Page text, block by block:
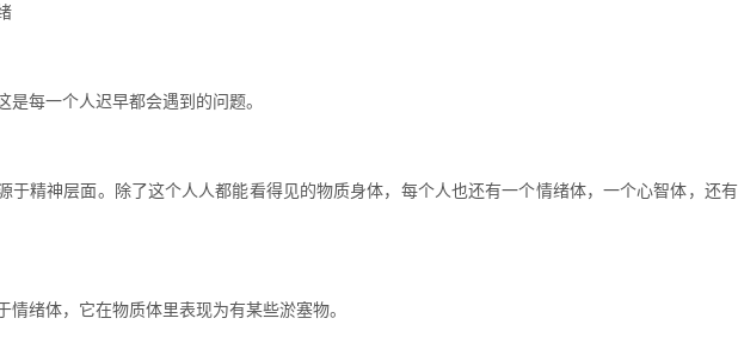
是每一个人迟早都会遇到的问题。
于精神层面。除了这个人人都能看得见的物质身体，每个人也还有一个情绪体，一个心智体，还有
情绪体，它在物质体里表现为有某些淤塞物。